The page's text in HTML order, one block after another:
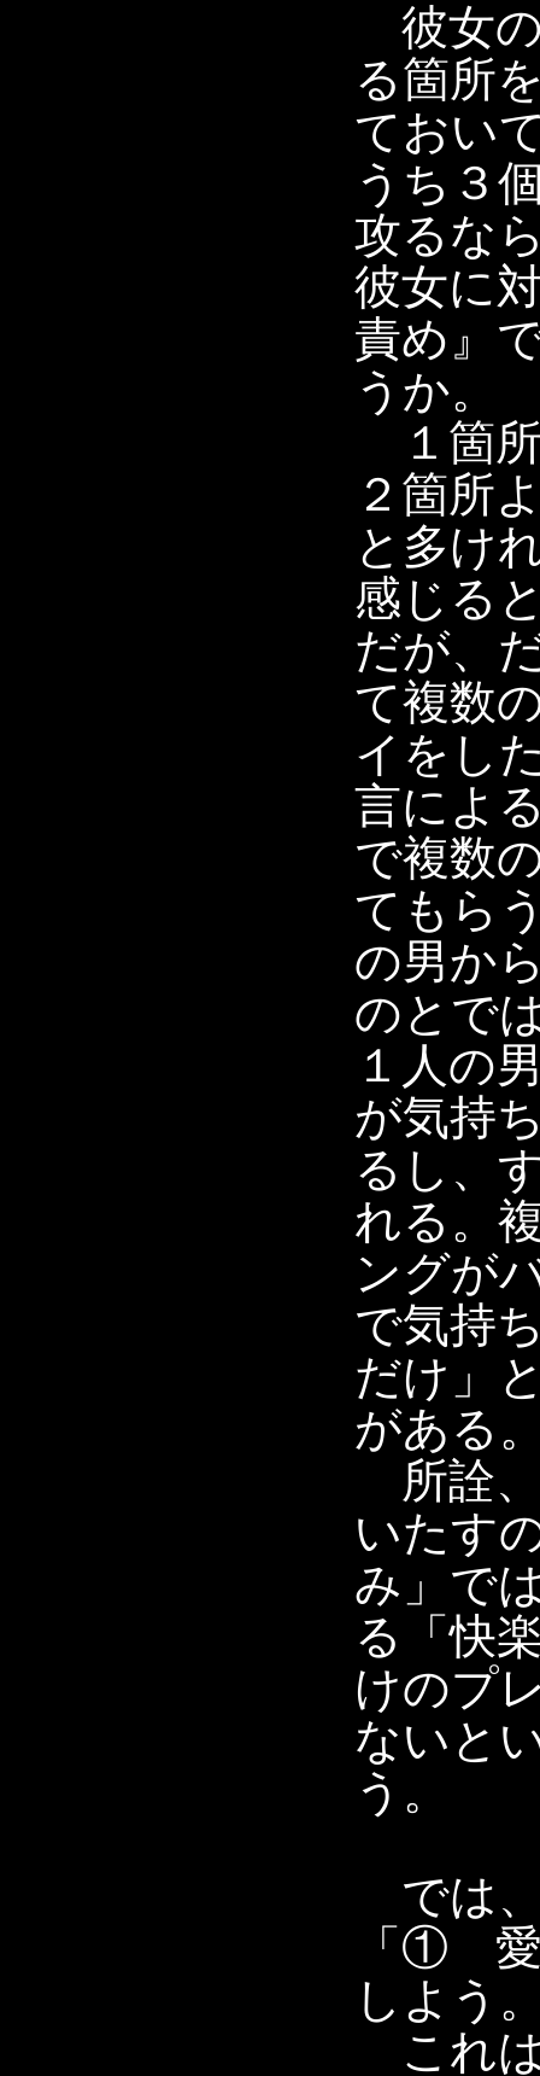
彼女
る箇所
ておい
うち３
攻るな
彼女に
責め』
うか。
１箇
２箇所
と多け
感じる
だが、
て複数
イをし
言によ
で複数
てもら
の男か
のとで
１人の
が気持
るし、
れる。
ングが
で気持
だけ」
がある
所詮
いたす
み」で
る「快
けのプ
ないと
う。
では
「① 愛
しよう
これ